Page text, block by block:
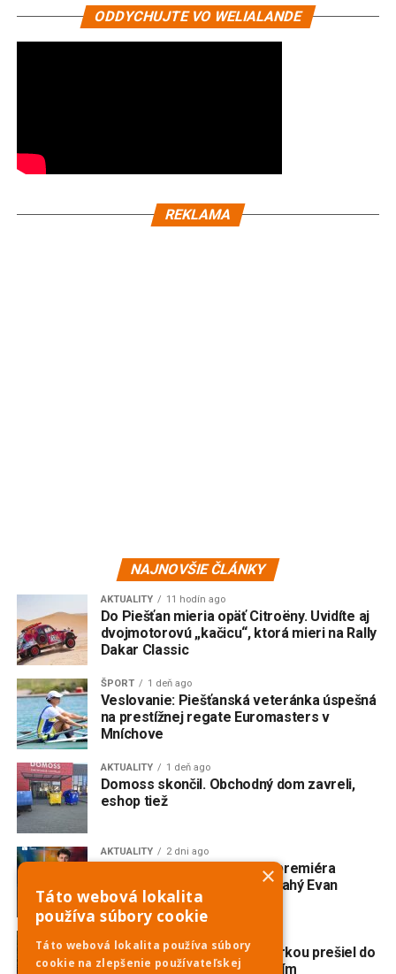
ODDYCHUJTE VO WELIALANDE
REKLAMA
NAJNOVŠIE ČLÁNKY
AKTUALITY 11 hodín ago
Do Piešťan mieria opäť Citroëny. Uvidíte aj
dvojmotorovú „kačicu“, ktorá mieri na Rally
Dakar Classic
ŠPORT 1 deň ago
Veslovanie: Piešťanská veteránka úspešná
na prestížnej regate Euromasters v
Mníchove
AKTUALITY 1 deň ago
Domoss skončil. Obchodný dom zavreli,
eshop tiež
AKTUALITY 2 dni ago
V Trnave vzniká slovenská premiéra
broadwayského muzikálu Drahý Evan
Hansen
Nehoda na Havrane: S motorkou prešiel do
protismeru a zrazil sa s ďalším
×
Táto webová lokalita
používa súbory cookie
Táto webová lokalita používa súbory
cookie na zlepšenie používateľskej